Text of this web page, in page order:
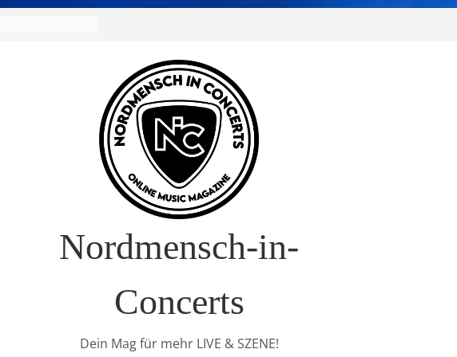
Europa-Tournee
Nordmensch-in-
Concerts
Dein Mag für mehr LIVE & SZENE!